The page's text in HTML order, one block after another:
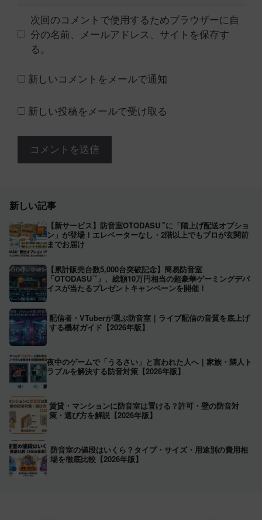
次回のコメントで使用するためブラウザーに自
分の名前、メールアドレス、サイトを保存す
る。
新しいコメントをメールで通知
新しい投稿をメールで受け取る
新しい記事
【新サービス】防音室OTODASU ™ に「階上げ配送オプショ
ン」が登場！エレベーターなし・2階以上でもプロが玄関前
までお届け
【累計販売台数5,000台突破記念】簡易防音室
「OTODASU ™
」、総額10万円相当の超豪華ゲーミングデバ
イスが当たるプレゼントキャンペーンを開催！
配信者・VTuberが選ぶ防音室｜ライブ配信の音質を底上げ
する機材ガイド【2026年版】
夜中のゲームで「うるさい」と言われた人へ｜家族・隣人ト
ラブルを解決する防音対策【2026年版】
賃貸・マンションに防音室は置ける？許可・壁の防音対
策・選び方を解説【2026年版】
防音室の値段はいくら？タイプ・サイズ・用途別の費用相
場を徹底比較【2026年版】